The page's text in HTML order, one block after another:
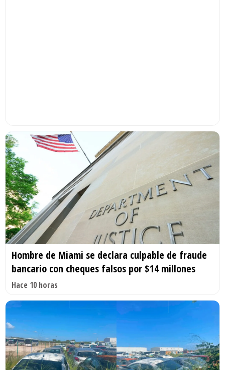
Hombre de Miami se declara culpable de fraude
bancario con cheques falsos por $14 millones
Hace 10 horas